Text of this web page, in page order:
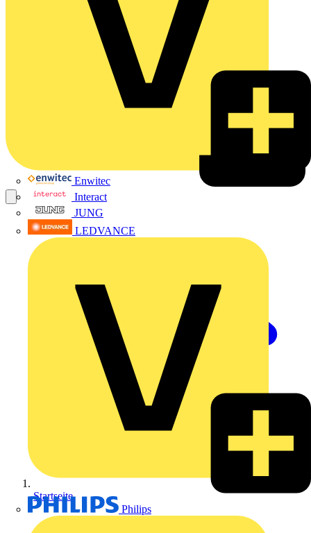
Enwitec
Interact
JUNG
LEDVANCE
Philips
Startseite